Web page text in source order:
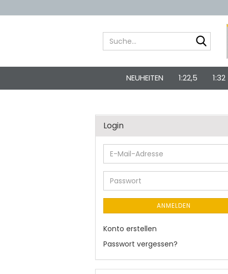
NEUHEITEN 1:22,5 1:32
Login
E-
Mail-
Adresse
Passwort
ANMELDEN
Konto erstellen
Passwort vergessen?